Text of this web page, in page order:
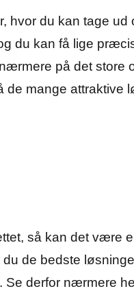
hvor du kan tage
du kan få lige
på det store
mange attraktive
så kan det være
de bedste
derfor nærmere